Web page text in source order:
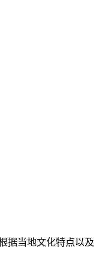
据当地文化特点以及